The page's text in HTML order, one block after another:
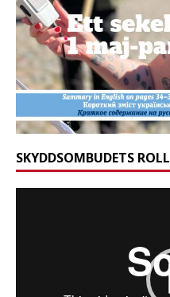
SKYDDSOMBUDETS ROLL